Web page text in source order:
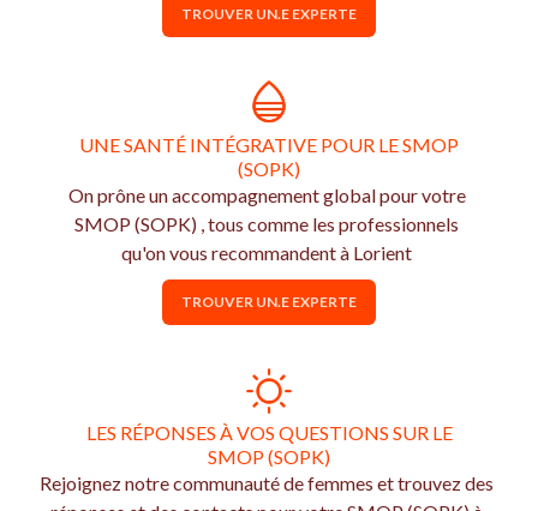
TROUVER UN.E EXPERTE
UNE SANTÉ INTÉGRATIVE POUR LE SMOP
(SOPK)
On prône un accompagnement global pour votre
SMOP (SOPK) , tous comme les professionnels
qu'on vous recommandent à Lorient
TROUVER UN.E EXPERTE
LES RÉPONSES À VOS QUESTIONS SUR LE
SMOP (SOPK)
Rejoignez notre communauté de femmes et trouvez des